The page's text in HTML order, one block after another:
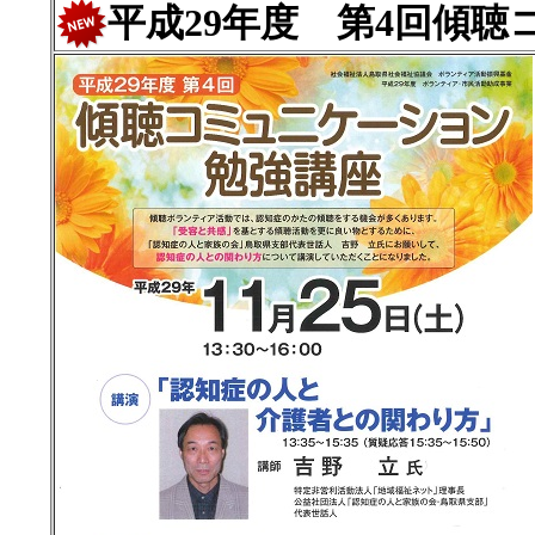
平成29年度 第4回傾聴